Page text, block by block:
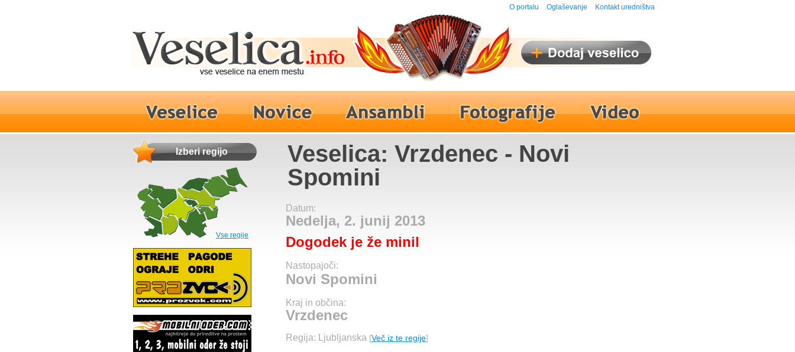
O portalu Oglaševanje Kontakt uredništva
Izberi regijo
Vse regije
Veselica: Vrzdenec - Novi
Spomini
Datum:
Nedelja, 2. junij 2013
Dogodek je že minil
Nastopajoči:
Novi Spomini
Kraj in občina:
Vrzdenec
Regija: Ljubljanska [Več iz te regije]